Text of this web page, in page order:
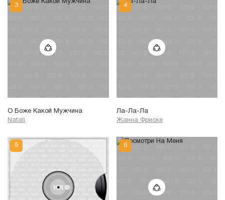
О Боже Какой Мужчина
Natali
Ла-Ла-Ла
Жанна Фриске